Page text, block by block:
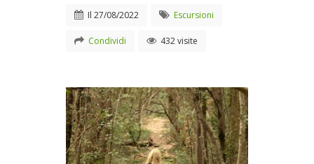
Il 27/08/2022 Escursioni
Condividi 432 visite